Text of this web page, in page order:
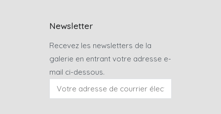
Newsletter
Recevez les newsletters de la
galerie en entrant votre adresse e-
mail ci-dessous.